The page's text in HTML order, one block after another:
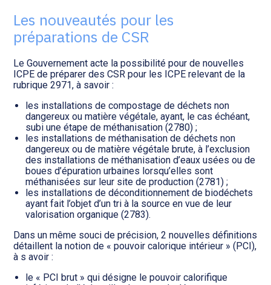
Les nouveautés pour les
préparations de CSR
Le Gouvernement acte la possibilité pour de nouvelles
ICPE de préparer des CSR pour les ICPE relevant de la
rubrique 2971, à savoir :
les installations de compostage de déchets non
dangereux ou matière végétale, ayant, le cas échéant,
subi une étape de méthanisation (2780) ;
les installations de méthanisation de déchets non
dangereux ou de matière végétale brute, à l’exclusion
des installations de méthanisation d’eaux usées ou de
boues d’épuration urbaines lorsqu’elles sont
méthanisées sur leur site de production (2781) ;
les installations de déconditionnement de biodéchets
ayant fait l’objet d’un tri à la source en vue de leur
valorisation organique (2783).
Dans un même souci de précision, 2 nouvelles définitions
détaillent la notion de « pouvoir calorique intérieur » (PCI),
à s avoir :
le « PCI brut » qui désigne le pouvoir calorifique